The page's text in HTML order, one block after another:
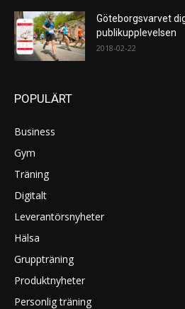
Göteborgsvarvet
publikupplevelsen
2018-02-22
POPULÄRT
Business
Gym
Träning
Digitalt
Leverantörsnyheter
Hälsa
Gruppträning
Produktnyheter
Personlig träning